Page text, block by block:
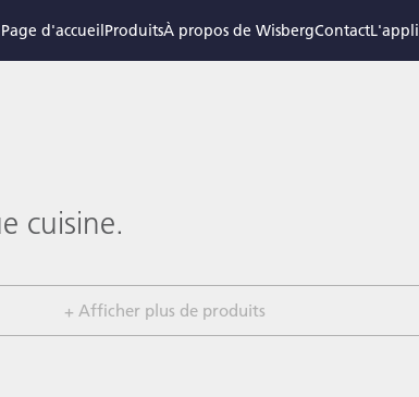
Page d'accueilProduitsÀ propos de WisbergContactL'appli
cuisine.
+ Afficher plus de produits